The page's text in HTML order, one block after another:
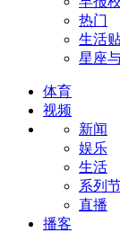
热门
生活
星座
体育
视频
新闻
娱乐
生活
系列
直播
播客